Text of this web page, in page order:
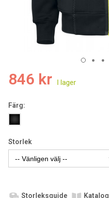
846 kr
Färg:
Storlek
Storleksguide Katalog